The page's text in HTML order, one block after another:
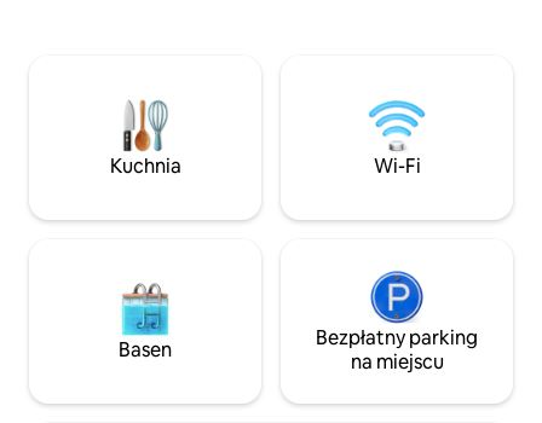
zestaw garnków i patelni, rozkładaną
sofę, ręczniki i pościel wliczone w pobyt.
Udogodnienia na świeżym powietrzu
obejmują: grill, kominek opalany
w rzutki Corn Hole, prywatny dostęp do
płytkami, Wi-Fi,
wędkarstwo nad
wędrówki,
powietrzu, grill i
poduszki,
Kuchnia Wi-Fi
Basen
Bezpłatny parking
na miejscu